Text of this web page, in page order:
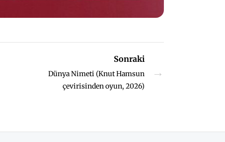
Sonraki
Dünya Nimeti (Knut Hamsun
çevirisinden oyun, 2026)
→